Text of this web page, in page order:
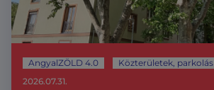
AngyalZÖLD 4.0 Közterületek, parkolás
2026.07.31.